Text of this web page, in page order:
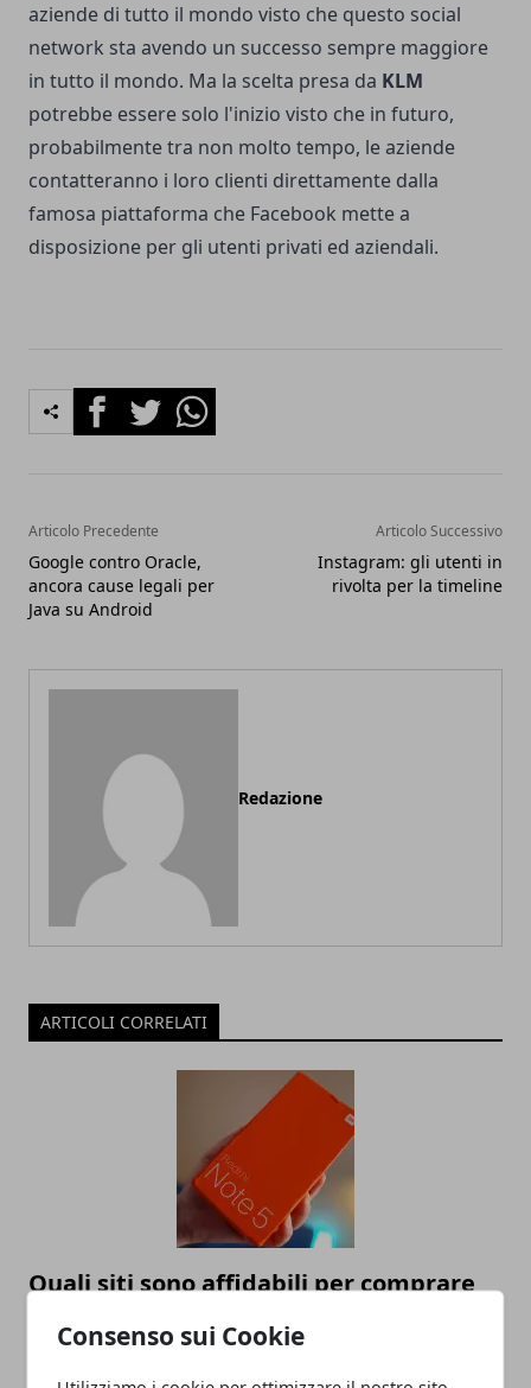
Consenso sui Cookie
aziende di tutto il mondo visto che questo social
network sta avendo un successo sempre maggiore
in tutto il mondo. Ma la scelta presa da KLM
potrebbe essere solo l'inizio visto che in futuro,
probabilmente tra non molto tempo, le aziende
contatteranno i loro clienti direttamente dalla
famosa piattaforma che Facebook mette a
disposizione per gli utenti privati ed aziendali.
FacebookTwitterWhatsapp
Articolo Precedente
Google contro Oracle,
ancora cause legali per
Java su Android
Articolo Successivo
Instagram: gli utenti in
rivolta per la timeline
Redazione
ARTICOLI CORRELATI
Quali siti sono affidabili per comprare